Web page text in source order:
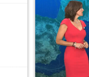
Ferragosto